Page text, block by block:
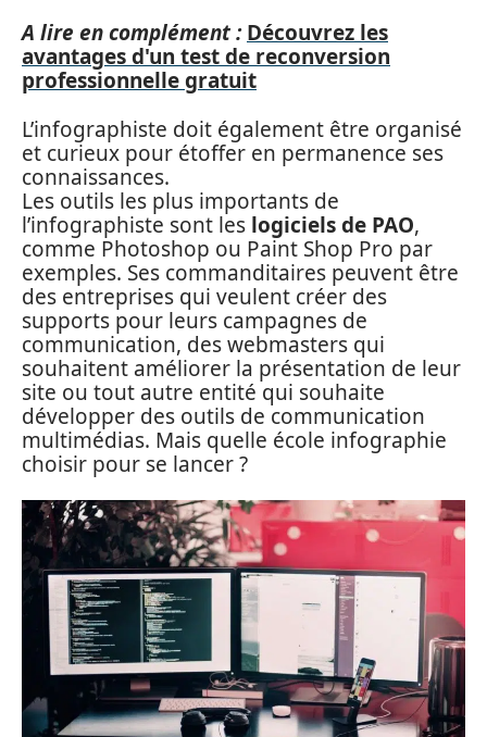
A lire en complément : Découvrez les
avantages d'un test de reconversion
professionnelle gratuit
L’infographiste doit également être organisé
et curieux pour étoffer en permanence ses
connaissances.
Les outils les plus importants de
l’infographiste sont les logiciels de PAO,
comme Photoshop ou Paint Shop Pro par
exemples. Ses commanditaires peuvent être
des entreprises qui veulent créer des
supports pour leurs campagnes de
communication, des webmasters qui
souhaitent améliorer la présentation de leur
site ou tout autre entité qui souhaite
développer des outils de communication
multimédias. Mais quelle école infographie
choisir pour se lancer ?